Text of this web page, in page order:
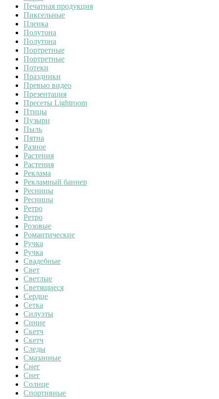
Печатная продукция
Пиксельные
Пленка
Полутона
Полутона
Портретные
Портретные
Потеки
Праздники
Превью видео
Презентация
Пресеты Lightroom
Птицы
Пузыри
Пыль
Пятна
Разное
Растения
Растения
Реклама
Рекламный баннер
Ресницы
Ресницы
Ретро
Ретро
Розовые
Романтические
Ручка
Ручка
Свадебные
Свет
Светлые
Светящиеся
Сердце
Сетка
Силуэты
Синие
Скетч
Скетч
Следы
Смазанные
Снег
Снег
Солнце
Спортивные